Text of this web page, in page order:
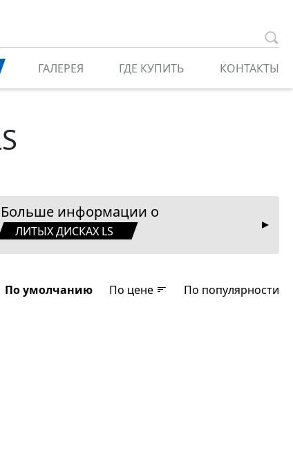
ГАЛЕРЕЯ ГДЕ КУПИТЬ КОНТАКТЫ
Больше информации о
ЛИТЫХ ДИСКАХ LS
По умолчанию По цене По популярности